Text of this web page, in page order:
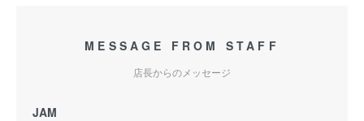
MESSAGE FROM STAFF
店長からのメッセージ
JAM